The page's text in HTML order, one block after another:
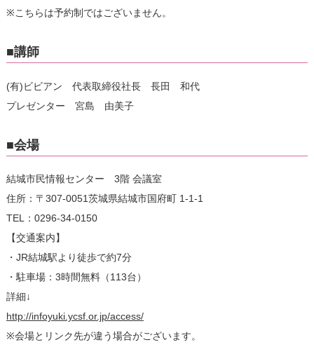
※こちらは予約制ではございません。
■講師
(有)ビビアン 代表取締役社長 長田 和代
プレゼンター 宮島 由美子
■会場
結城市民情報センター 3階 会議室
住所：〒307-0051茨城県結城市国府町 1-1-1
TEL：0296-34-0150
【交通案内】
・JR結城駅より徒歩で約7分
・駐車場：3時間無料（113台）
詳細↓
http://infoyuki.ycsf.or.jp/access/
※会場とリンク先が違う場合がございます。